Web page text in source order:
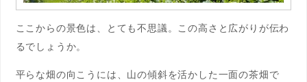
ここからの景色は、とても不思議。この高さと広がりが伝わ
るでしょうか。
平らな畑の向こうには、山の傾斜を活かした一面の茶畑で